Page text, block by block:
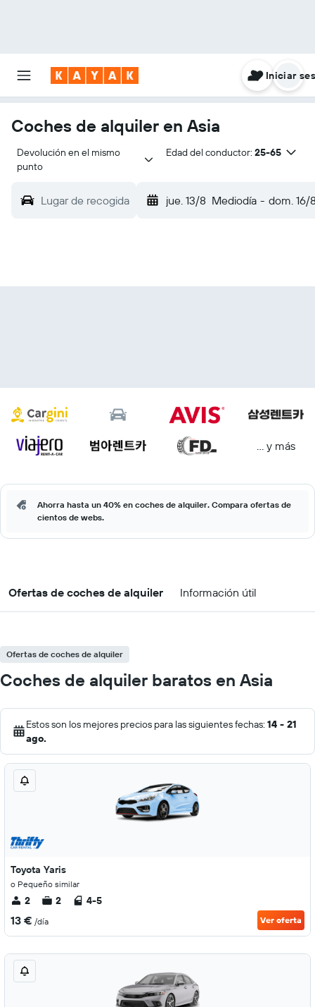
Iniciar
Coches de alquiler en Asia
Devolución en el mismo
punto
Edad del conductor: 25-65
Lugar de recogida jue. 13/8 Mediodía - dom. 16/
… y más
Ahorra hasta un 40% en coches de alquiler. Compara ofertas de
cientos de webs.
Ofertas de coches de alquiler Información útil
Ofertas de coches de alquiler
Coches de alquiler baratos en Asia
Estos son los mejores precios para las siguientes fechas: 14 - 21
ago.
Toyota Yaris
o Pequeño similar
2 2 4-5
13 € /día Ver oferta